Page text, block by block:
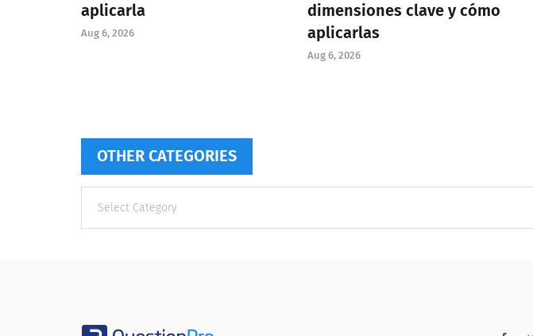
aplicarla
Aug 6, 2026
dimensiones clave y cómo
aplicarlas
Aug 6, 2026
OTHER CATEGORIES
categories